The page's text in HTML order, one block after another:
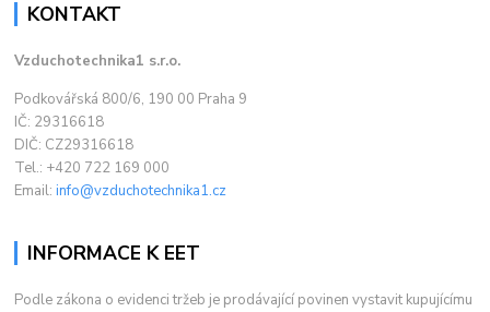
KONTAKT
Vzduchotechnika1 s.r.o.
Podkovářská 800/6, 190 00 Praha 9
IČ: 29316618
DIČ: CZ29316618
Tel.: +420 722 169 000
Email:info@vzduchotechnika1.cz
INFORMACE K EET
Podle zákona o evidenci tržeb je prodávající povinen vystavit kupujícímu